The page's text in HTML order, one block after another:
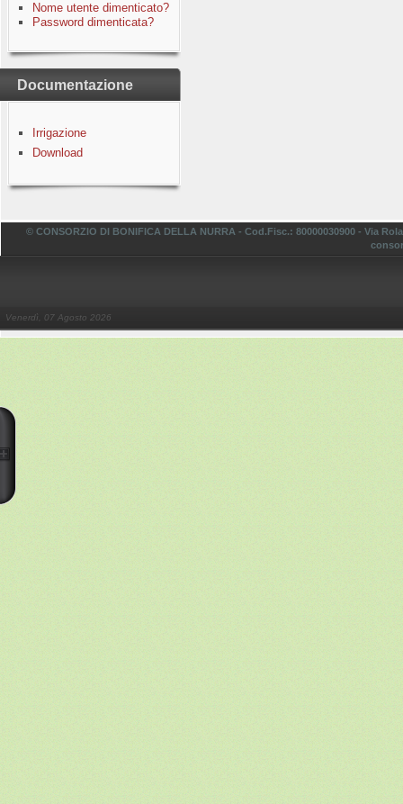
Nome utente dimenticato?
Password dimenticata?
Documentazione
Irrigazione
Download
© CONSORZIO DI BONIFICA DELLA NURRA - Cod.Fisc.: 80000030900 - Via
Venerdì, 07 Agosto 2026